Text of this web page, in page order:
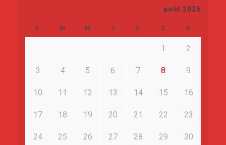
août 2026
L M M J V S D
1 2
3 4 5 6 7 8 9
10 11 12 13 14 15 16
17 18 19 20 21 22 23
24 25 26 27 28 29 30